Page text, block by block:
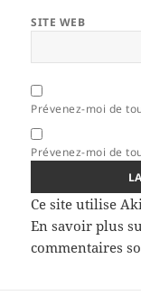
SITE WEB
Prévenez-moi de
Prévenez-moi de
Ce site utilise
En savoir plus
commentaires